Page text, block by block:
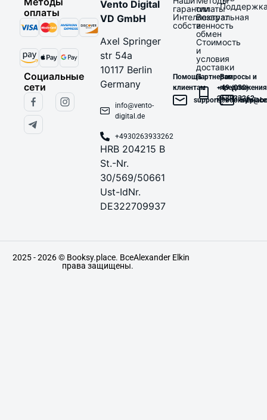
оплаты
Социальные
сети
Vento Digital
VD GmbH
Axel Springer
str 54a
10117 Berlin
Germany
info@vento-
digital.de
+4930263933262
HRB 204215 B
St.-Nr.
30/569/50661
Ust-IdNr.
DE322709937
гарантии
Интеллектуальная
собственность
оплаты
Возврат
и
обмен
Стоимость
и
условия
доставки
Помощь
клиентам
support@booksy.place
Партнерам
+49 (030)
263933262
Вопросы и
предложения
Alexander Elkin
2025 - 2026 © Booksy.place. Все
права защищены.